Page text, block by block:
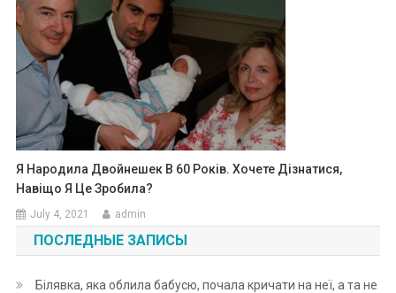
Я Народила Двойнешек В 60 Років. Хочете Дізнатися,
Навіщо Я Це Зробила?
July 4, 2021 admin
ПОСЛЕДНЫЕ ЗАПИСЫ
Білявка, яка облила бабусю, почала кричати на неї, а та не